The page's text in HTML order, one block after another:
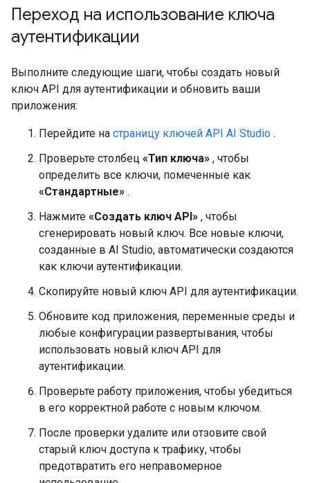
Переход на использование ключа
аутентификации
Выполните следующие шаги, чтобы создать новый
ключ API для аутентификации и обновить ваши
приложения:
Перейдите на страницу ключей API AI Studio .
Проверьте столбец «Тип ключа» , чтобы
определить все ключи, помеченные как
«Стандартные» .
Нажмите «Создать ключ API» , чтобы
сгенерировать новый ключ. Все новые ключи,
созданные в AI Studio, автоматически создаются
как ключи аутентификации.
Скопируйте новый ключ API для аутентификации.
Обновите код приложения, переменные среды и
любые конфигурации развертывания, чтобы
использовать новый ключ API для
аутентификации.
Проверьте работу приложения, чтобы убедиться
в его корректной работе с новым ключом.
После проверки удалите или отзовите свой
старый ключ доступа к трафику, чтобы
предотвратить его неправомерное